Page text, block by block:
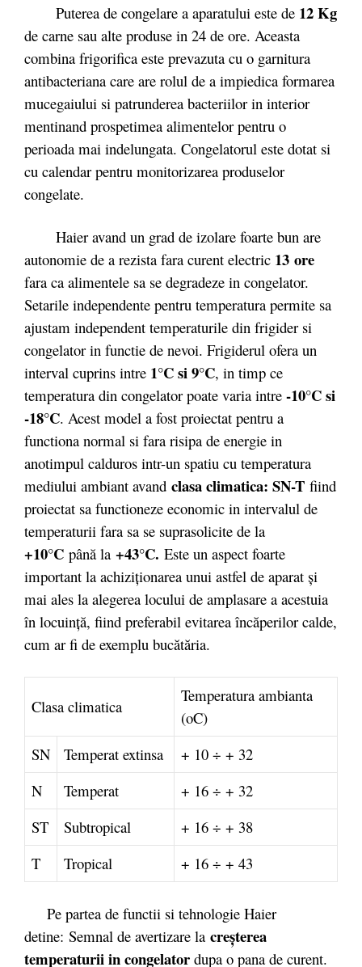
Puterea de congelare a aparatului este de 12 Kg
de carne sau alte produse in 24 de ore. Aceasta
combina frigorifica este prevazuta cu o garnitura
antibacteriana care are rolul de a impiedica formarea
mucegaiului si patrunderea bacteriilor in interior
mentinand prospetimea alimentelor pentru o
perioada mai indelungata. Congelatorul este dotat si
cu calendar pentru monitorizarea produselor
congelate.
Haier avand un grad de izolare foarte bun are
autonomie de a rezista fara curent electric 13 ore
fara ca alimentele sa se degradeze in congelator.
Setarile independente pentru temperatura permite sa
ajustam independent temperaturile din frigider si
congelator in functie de nevoi. Frigiderul ofera un
interval cuprins intre 1°C si 9°C, in timp ce
temperatura din congelator poate varia intre -10°C si
-18°C. Acest model a fost proiectat pentru a
functiona normal si fara risipa de energie in
anotimpul calduros intr-un spatiu cu temperatura
mediului ambiant avand clasa climatica: SN-T fiind
proiectat sa functioneze economic in intervalul de
temperaturii fara sa se suprasolicite de la
+10°C până la +43°C. Este un aspect foarte
important la achiziţionarea unui astfel de aparat şi
mai ales la alegerea locului de amplasare a acestuia
în locuinţă, fiind preferabil evitarea încăperilor calde,
cum ar fi de exemplu bucătăria.
Clasa climatica
Temperatura ambianta
(oC)
SN
Temperat extinsa
+ 10 ÷ + 32
N
Temperat
+ 16 ÷ + 32
ST
Subtropical
+ 16 ÷ + 38
T
Tropical + 16 ÷ + 43
Pe partea de functii si tehnologie Haier
detine: Semnal de avertizare la creşterea
temperaturii in congelator dupa o pana de curent.